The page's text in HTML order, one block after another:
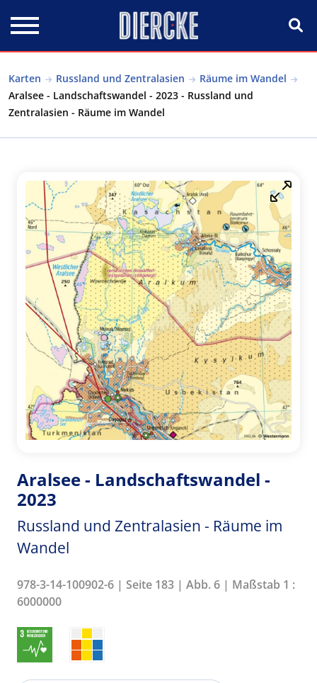
Karten Russland und Zentralasien
Räume im Wandel
Aralsee - Landschaftswandel - 2023 - Russland und
Zentralasien - Räume im Wandel
Aralsee - Landschaftswandel -
2023
Russland und Zentralasien - Räume im
Wandel
978-3-14-100902-6 | Seite 183 | Abb. 6 | Maßstab 1 :
6000000